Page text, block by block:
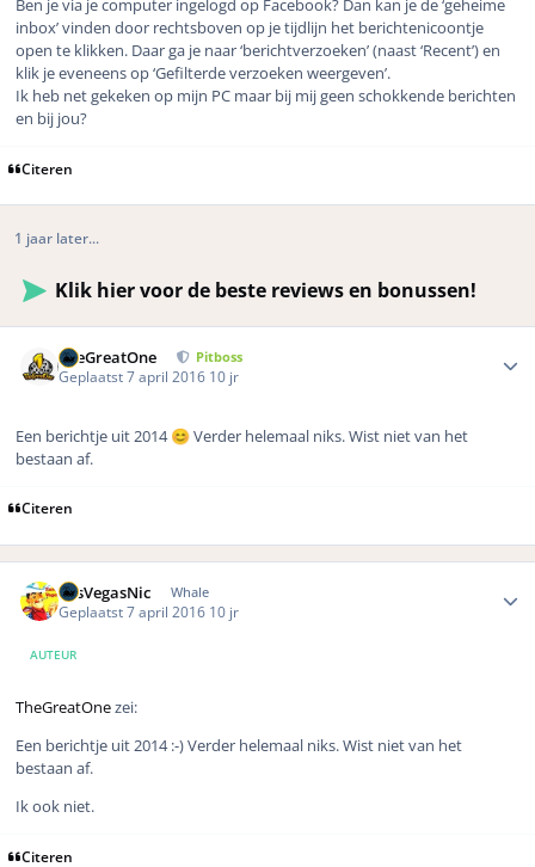
Ben je via je computer ingelogd op Facebook? Dan kan je de ‘geheime
inbox’ vinden door rechtsboven op je tijdlijn het berichtenicoontje
open te klikken. Daar ga je naar ‘berichtverzoeken’ (naast ‘Recent’) en
klik je eveneens op ‘Gefilterde verzoeken weergeven’.
Ik heb net gekeken op mijn PC maar bij mij geen schokkende berichten
en bij jou?
Citeren
1 jaar later...
Klik hier voor de beste reviews en bonussen!
TheGreatOne Pitboss
Geplaatst7 april 2016 10 jr
Een berichtje uit 2014 😊 Verder helemaal niks. Wist niet van het
bestaan af.
Citeren
LasVegasNic Whale
Geplaatst7 april 2016 10 jr
AUTEUR
TheGreatOnezei:
Een berichtje uit 2014 :-) Verder helemaal niks. Wist niet van het
bestaan af.
Ik ook niet.
Citeren